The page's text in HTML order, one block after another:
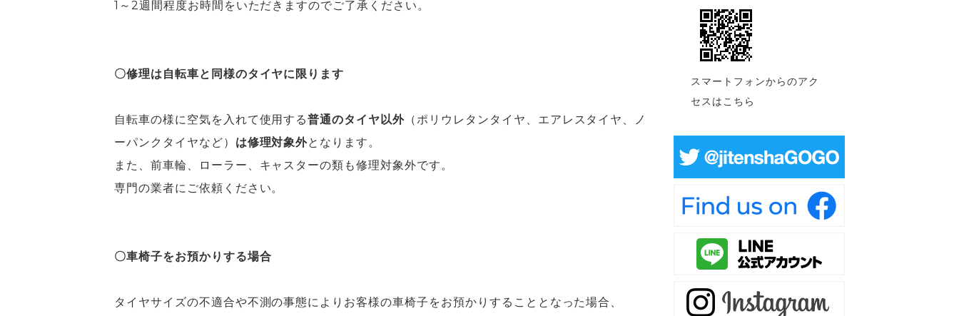
1～2週間程度お時間をいただきますのでご了承ください。
〇修理は自転車と同様のタイヤに限ります
自転車の様に空気を入れて使用する普通のタイヤ以外 （ポリウレタンタイヤ、エアレスタイヤ、ノ
ーパンクタイヤなど） は修理対象外となります。
また、前車輪、ローラー、キャスターの類も修理対象外です。
専門の業者にご依頼ください。
〇車椅子をお預かりする場合
タイヤサイズの不適合や不測の事態によりお客様の車椅子をお預かりすることとなった場合、
スマートフォンからのアク
セスはこちら